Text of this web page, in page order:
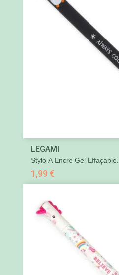
LEGAMI
Stylo À Encre Gel Effaçable...
1,99 €